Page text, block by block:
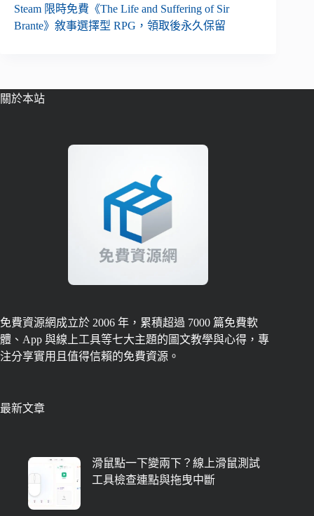
Steam 限時免費《The Life and Suffering of Sir
Brante》敘事選擇型 RPG，領取後永久保留
關於本站
免費資源網成立於 2006 年，累積超過 7000 篇免費軟
體、App 與線上工具等七大主題的圖文教學與心得，專
注分享實用且值得信賴的免費資源。
最新文章
滑鼠點一下變兩下？線上滑鼠測試
工具檢查連點與拖曳中斷